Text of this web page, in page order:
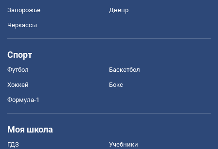
Запорожье Днепр
Черкассы
Спорт
Футбол Баскетбол
Хоккей Бокс
Формула-1
Моя школа
ГДЗ Учебники